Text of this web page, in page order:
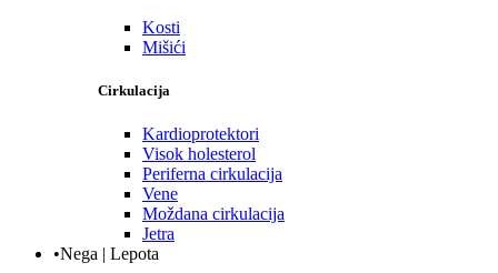
Kosti
Mišići
Cirkulacija
Kardioprotektori
Visok holesterol
Periferna cirkulacija
Vene
Moždana cirkulacija
Jetra
•Nega | Lepota